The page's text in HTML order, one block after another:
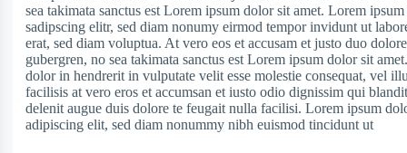
sea takimata sanctus est Lorem ipsum dolor sit amet. Lorem
sadipscing elitr, sed diam nonumy eirmod tempor invidunt ut
erat, sed diam voluptua. At vero eos et accusam et justo duo
gubergren, no sea takimata sanctus est Lorem ipsum dolor sit
dolor in hendrerit in vulputate velit esse molestie consequat, vel
facilisis at vero eros et accumsan et iusto odio dignissim qui
delenit augue duis dolore te feugait nulla facilisi. Lorem ipsum
adipiscing elit, sed diam nonummy nibh euismod tincidunt ut